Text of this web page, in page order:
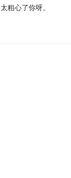
粗心了你呀。